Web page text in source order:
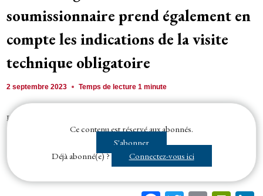
soumissionnaire prend également en
compte les indications de la visite
technique obligatoire
2 septembre 2023 Temps de lecture1 minute
L'
acheteur
dans son cahier des clauses techniques particulières (CCTP
considérée comme irrégulière,...
Ce contenu est réservé aux abonnés.
S'abonner
Déjà abonné(e) ?
Connectez-vous ici